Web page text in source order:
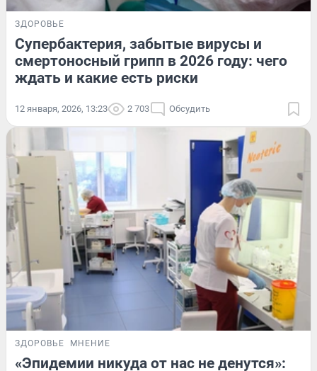
ЗДОРОВЬЕ
Супербактерия, забытые вирусы и
смертоносный грипп в 2026 году: чего
ждать и какие есть риски
12 января, 2026, 13:23 2 703 Обсудить
ЗДОРОВЬЕ МНЕНИЕ
«Эпидемии никуда от нас не денутся»: